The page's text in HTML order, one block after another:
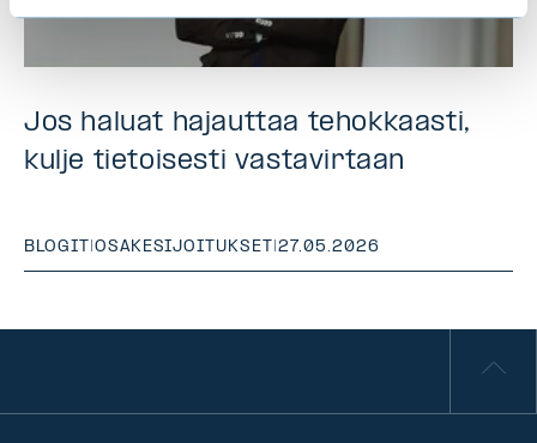
Jos haluat hajauttaa tehokkaasti,
kulje tietoisesti vastavirtaan
BLOGIT |OSAKESIJOITUKSET |27.05.2026